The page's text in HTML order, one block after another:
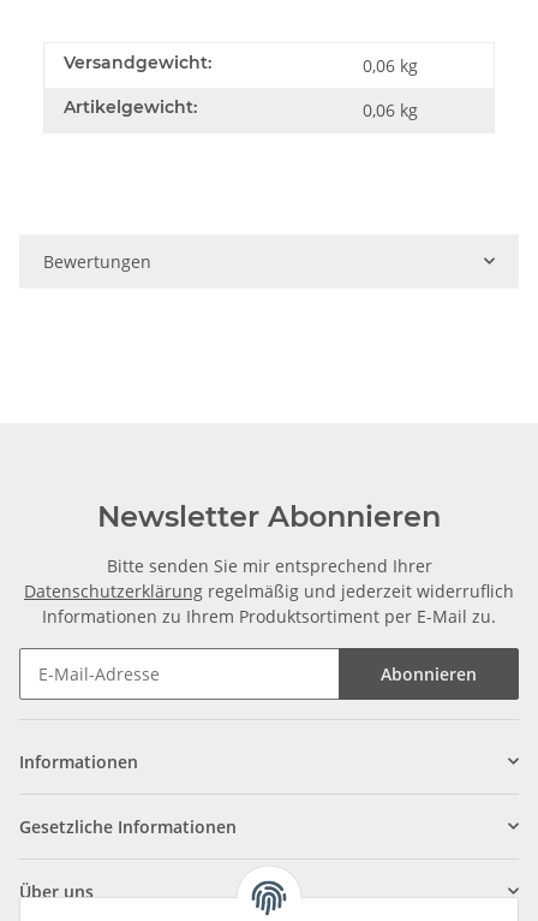
Versandgewicht: 0,06 kg
Artikelgewicht: 0,06 kg
Bewertungen
Newsletter Abonnieren
Bitte senden Sie mir entsprechend Ihrer
Datenschutzerklärung regelmäßig und jederzeit widerruflich
Informationen zu Ihrem Produktsortiment per E-Mail zu.
Abonnieren
Informationen
Gesetzliche Informationen
Über uns